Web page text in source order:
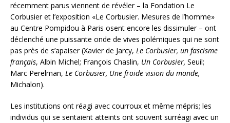
récemment parus viennent de révéler – la Fondation Le
Corbusier et l’exposition «Le Corbusier. Mesures de l’homme»
au Centre Pompidou à Paris osent encore les dissimuler – ont
déclenché une puissante onde de vives polémiques qui ne sont
pas près de s’apaiser (Xavier de Jarcy, Le Corbusier, un fascisme
français, Albin Michel; François Chaslin, Un Corbusier, Seuil;
Marc Perelman, Le Corbusier, Une froide vision du monde,
Michalon).
Les institutions ont réagi avec courroux et même mépris; les
individus qui se sentaient atteints ont souvent surréagi avec un